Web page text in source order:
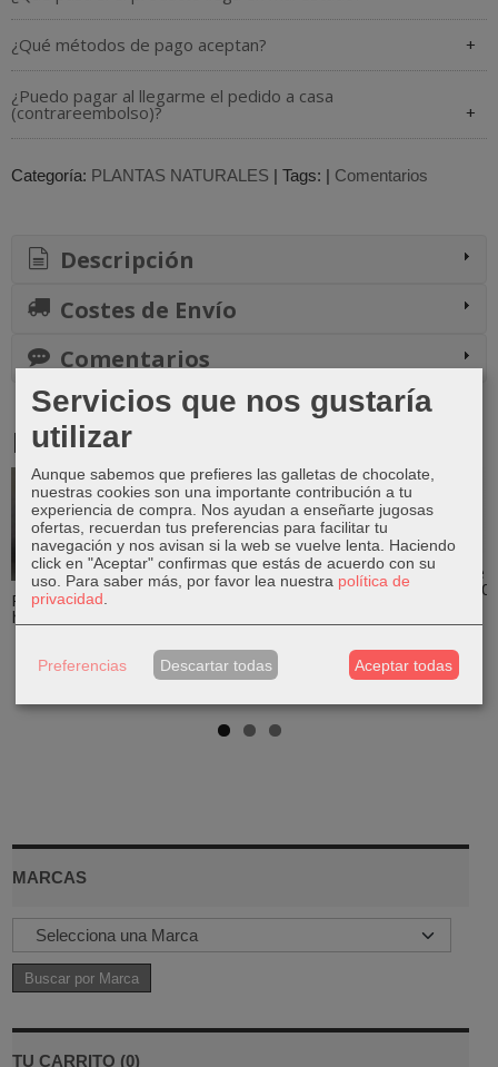
MARCAS
TU CARRITO (0)
¿Qué métodos de pago aceptan?
¿Puedo pagar al llegarme el pedido a casa
(contrareembolso)?
Categoría: PLANTAS NATURALES | Tags: | Comentarios
Descripción
Costes de Envío
Comentarios
Productos Relacionados
-10 %
Palmera kentia
howea 150 cm
64,99 €
Agotado
fragrans)...
27,99 €
-15 %
7,64 € 8,99 €
Fertilizante
cítricos 1000
9,99 €
Servicios que nos gustaría
utilizar
Aunque sabemos que prefieres las galletas de chocolate,
nuestras cookies son una importante contribución a tu
experiencia de compra. Nos ayudan a enseñarte jugosas
ofertas, recuerdan tus preferencias para facilitar tu
navegación y nos avisan si la web se vuelve lenta. Haciendo
click en "Aceptar" confirmas que estás de acuerdo con su
uso. Para saber más, por favor lea nuestra política de
privacidad
Preferencias Descartar todas Aceptar todas